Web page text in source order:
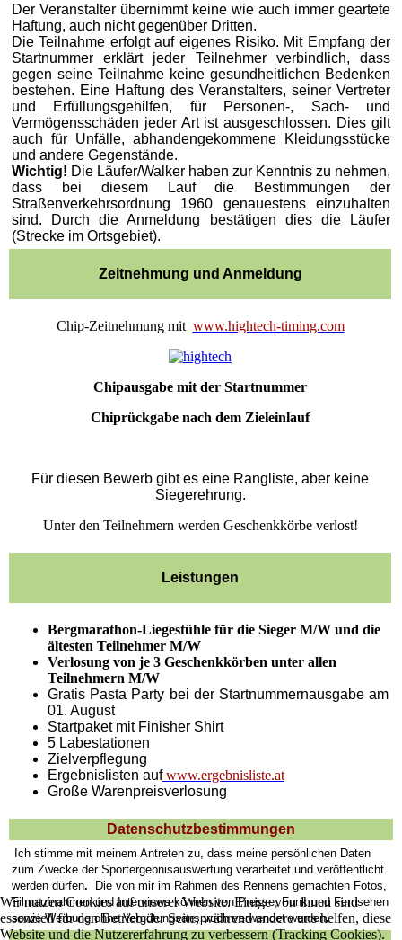
Der Veranstalter übernimmt keine wie auch immer geartete
Haftung, auch nicht gegenüber Dritten.
Die Teilnahme erfolgt auf eigenes Risiko. Mit Empfang der
Startnummer erklärt jeder Teilnehmer verbindlich, dass
gegen seine Teilnahme keine gesundheitlichen Bedenken
bestehen. Eine Haftung des Veranstalters, seiner Vertreter
und Erfüllungsgehilfen, für Personen-, Sach- und
Vermögensschäden jeder Art ist ausgeschlossen. Dies gilt
auch für Unfälle, abhandengekommene Kleidungsstücke
und andere Gegenstände.
Wichtig! Die Läufer/Walker haben zur Kenntnis zu nehmen,
dass bei diesem Lauf die Bestimmungen der
Straßenverkehrsordnung 1960 genauestens einzuhalten
sind. Durch die Anmeldung bestätigen dies die Läufer
(Strecke im Ortsgebiet).
Zeitnehmung und Anmeldung
Chip-Zeitnehmung mit www.hightech-timing.com
Chipausgabe mit der Startnummer
Chiprückgabe nach dem Zieleinlauf
Für diesen Bewerb gibt es eine Rangliste, aber keine
Siegerehrung.
Unter den Teilnehmern werden Geschenkkörbe verlost!
Leistungen
Bergmarathon-Liegestühle für die Sieger M/W und die
ältesten Teilnehmer M/W
Verlosung von je 3 Geschenkkörben unter allen
Teilnehmern M/W
Gratis Pasta Party bei der Startnummernausgabe am
01. August
Startpaket mit Finisher Shirt
5 Labestationen
Zielverpflegung
Ergebnislisten auf www.ergebnisliste.at
Große Warenpreisverlosung
Datenschutzbestimmungen
Ich stimme mit meinem Antreten zu, dass meine persönlichen Daten
zum Zwecke der Sportergebnisauswertung verarbeitet und veröffentlicht
werden dürfen. Die von mir im Rahmen des Rennens gemachten Fotos,
Filmaufnahmen und Interviews können von Presse, Funk und Fernsehen
sowie Werbung ohne Vergütungsanspruch verwendet werden.
Wir nutzen Cookies auf unserer Website. Einige von ihnen sind
essenziell für den Betrieb der Seite, während andere uns helfen, diese
Website und die Nutzererfahrung zu verbessern (Tracking Cookies).